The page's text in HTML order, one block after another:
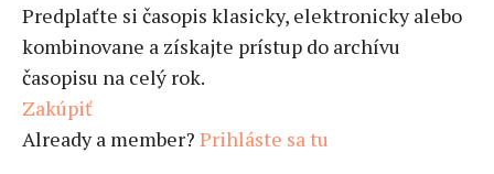
Predplaťte si časopis klasicky, elektronicky alebo
kombinovane a získajte prístup do archívu
časopisu na celý rok.
Zakúpiť
Already a member? Prihláste sa tu